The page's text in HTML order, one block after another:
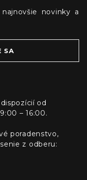
novinky a
SA
od
– 16:00.
poradenstvo,
z odberu: